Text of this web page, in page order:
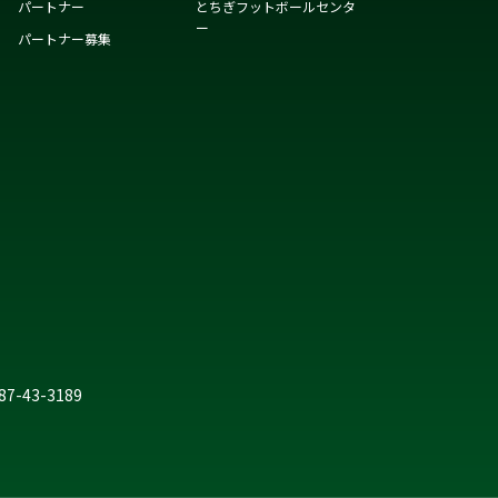
パートナー
パートナー募集
とちぎフットボールセンタ
ー
43-3189